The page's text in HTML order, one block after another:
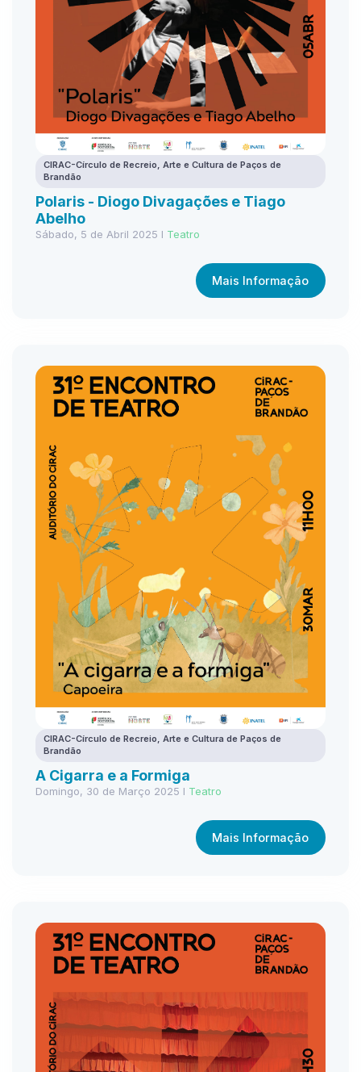
CIRAC-Círculo de Recreio, Arte e Cultura de Paços de
Brandão
Polaris - Diogo Divagações e Tiago
Abelho
Sábado, 5 de Abril 2025 I Teatro
Mais Informação
CIRAC-Círculo de Recreio, Arte e Cultura de Paços de
Brandão
A Cigarra e a Formiga
Domingo, 30 de Março 2025 I Teatro
Mais Informação